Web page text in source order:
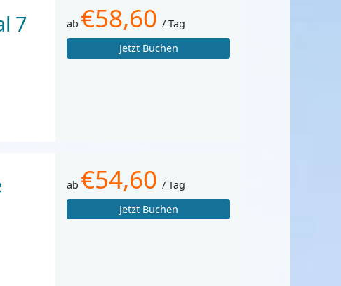
7
ab €58,60 / Tag
Jetzt Buchen
ab €54,60 / Tag
Jetzt Buchen